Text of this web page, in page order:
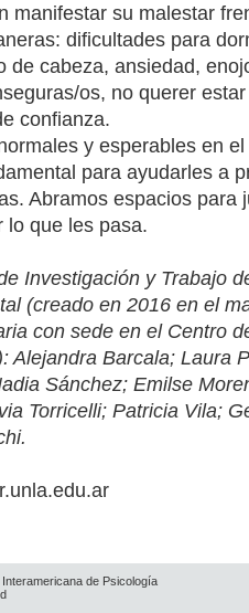
manifestar su malestar
dificultades para
de cabeza, ansiedad,
os, no querer
confianza.
y esperables en
para ayudarles a
Abramos espacios para
lo que les pasa.
Investigación y Trabajo
(creado en 2016 en el
con sede en el Centro
Alejandra Barcala; Laura
Sánchez; Emilse
Torricelli; Patricia Vila;
de Psicología